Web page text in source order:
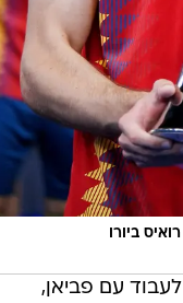
ביורו
עם פביאן,